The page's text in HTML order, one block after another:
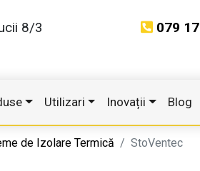
8/3
079
Utilizari Inovații Blog
de Izolare Termică StoVentec